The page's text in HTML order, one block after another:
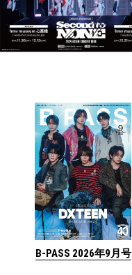
B-PASS 2026年9月号